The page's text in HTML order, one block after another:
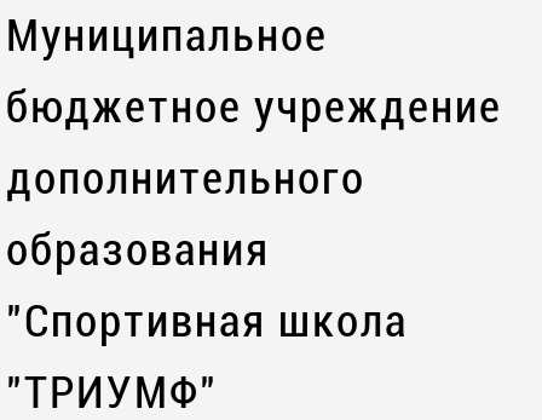
Муниципальное
бюджетное учреждение
дополнительного
образования
"Спортивная школа
"ТРИУМФ"